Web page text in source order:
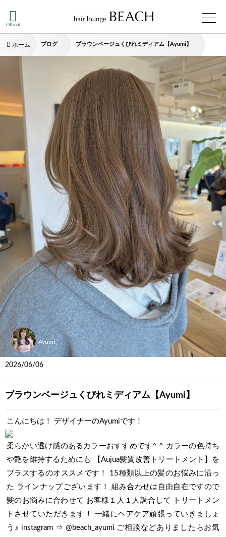
Official
ホーム ブログ ブラウンベージュくびれミディアム【Ayumi】
Ayumi
2026/06/06
ブラウンベージュくびれミディアム【Ayumi】
こんにちは！ デザイナーのAyumiです！
柔らかい透け感のあるカラーおすすめです^ ^ カラーの色持ち
や艶を維持するためにも 【Aujua髪質改善トリートメント】を
プラスするのオススメです！ 15種類以上の髪のお悩みに沿っ
た ラインナップございます！ 組み合わせは自由自在ですので
髪のお悩みに合わせて お客様１人１人調合して トリートメン
トさせていただきます！ 一緒にヘアケア頑張っていきましょ
う♪ instagram ⇒ @beach_ayumi ご相談などありましたらお気